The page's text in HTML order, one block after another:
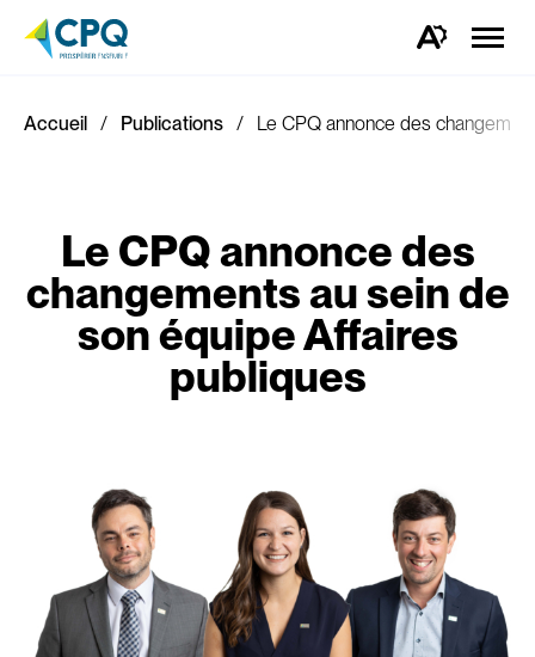
Ouvrez
d'accessibilité.
la
Accueil Publications Le CPQ annonce des
Le CPQ annonce des
changements au sein de
son équipe Affaires
publiques